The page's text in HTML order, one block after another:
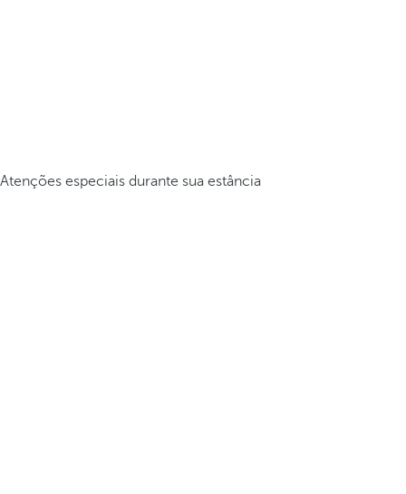
Atenções especiais durante sua estância